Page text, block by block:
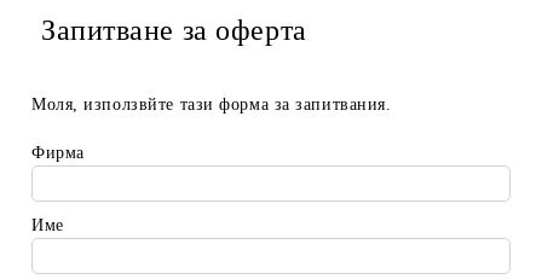
Запитване за оферта
Моля, използвйте тази форма за запитвания.
Фирма
Име